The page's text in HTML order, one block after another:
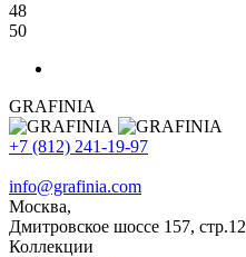
48
50
GRAFINIA
+7 (812) 241-19-97
info@grafinia.com
Москва,
Дмитровское шоссе 157, стр.12
Коллекции